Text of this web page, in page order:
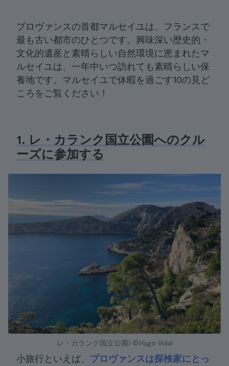
プロヴァンスの首都マルセイユは、フランスで
最も古い都市のひとつです。興味深い歴史的・
文化的遺産と素晴らしい自然環境に恵まれたマ
ルセイユは、一年中いつ訪れても素晴らしい保
養地です。マルセイユで休暇を過ごす10の見ど
ころをご覧ください！
1. レ・カランク国立公園へのクル
ーズに参加する
レ・カランク国立公園| ©Hugo Vidal
小旅行といえば、 プロヴァンスは探検家にとっ